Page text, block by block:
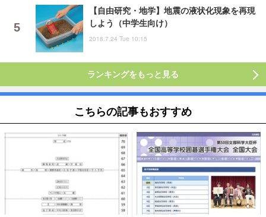
【自由研究・地学】地震の液状化現象を再現
しよう（中学生向け）
2018.7.24 Tue 10:15
ランキングをもっと見る
こちらの記事もおすすめ